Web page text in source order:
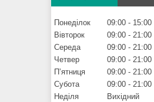
Понеділок 09:00
15:00
Вівторок
09:00
21:00
Середа
09:00
21:00
Четвер
09:00
21:00
Пʼятниця
09:00
21:00
Субота
09:00
21:00
Неділя
Вихідний